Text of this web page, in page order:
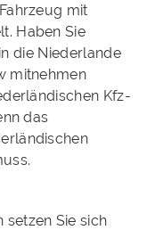
mit
Haben Sie
die Niederlande
mitnehmen
Kfz-
das
setzen Sie sich